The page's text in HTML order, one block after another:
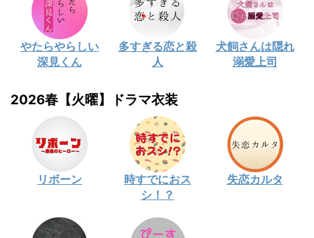
やたらやらしい
深見くん
多すぎる恋と殺
人
犬飼さんは隠れ
溺愛上司
2026春【火曜】ドラマ衣装
リボーン
時すでにおス
シ！？
失恋カルタ